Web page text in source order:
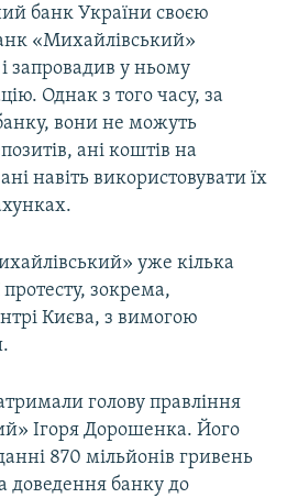
банк України своєю
«Михайлівський»
запровадив у ньому
Однак з того часу, за
вони не можуть
ані коштів на
навіть використовувати їх
уже кілька
протесту, зокрема,
Києва, з вимогою
голову правління
Ігоря Дорошенка. Його
870 мільйонів гривень
доведення банку до